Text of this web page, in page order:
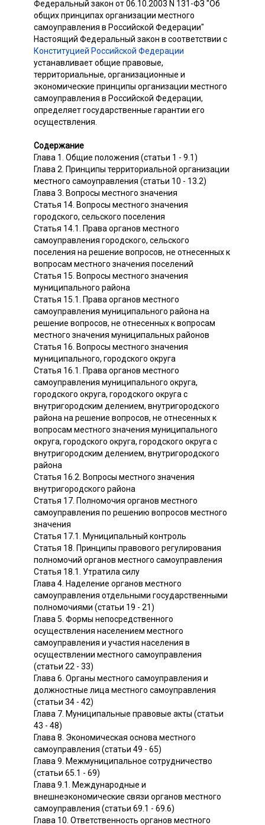
Федеральный закон от 06.10.2003 N 131-ФЗ "Об
общих принципах организации местного
самоуправления в Российской Федерации"
Настоящий Федеральный закон в соответствии с
Конституцией Российской Федерации
устанавливает общие правовые,
территориальные, организационные и
экономические принципы организации местного
самоуправления в Российской Федерации,
определяет государственные гарантии его
осуществления.
Содержание
Глава 1. Общие положения (статьи 1 - 9.1)
Глава 2. Принципы территориальной организации
местного самоуправления (статьи 10 - 13.2)
Глава 3. Вопросы местного значения
Статья 14. Вопросы местного значения
городского, сельского поселения
Статья 14.1. Права органов местного
самоуправления городского, сельского
поселения на решение вопросов, не отнесенных к
вопросам местного значения поселений
Статья 15. Вопросы местного значения
муниципального района
Статья 15.1. Права органов местного
самоуправления муниципального района на
решение вопросов, не отнесенных к вопросам
местного значения муниципальных районов
Статья 16. Вопросы местного значения
муниципального, городского округа
Статья 16.1. Права органов местного
самоуправления муниципального округа,
городского округа, городского округа с
внутригородским делением, внутригородского
района на решение вопросов, не отнесенных к
вопросам местного значения муниципального
округа, городского округа, городского округа с
внутригородским делением, внутригородского
района
Статья 16.2. Вопросы местного значения
внутригородского района
Статья 17. Полномочия органов местного
самоуправления по решению вопросов местного
значения
Статья 17.1. Муниципальный контроль
Статья 18. Принципы правового регулирования
полномочий органов местного самоуправления
Статья 18.1. Утратила силу
Глава 4. Наделение органов местного
самоуправления отдельными государственными
полномочиями (статьи 19 - 21)
Глава 5. Формы непосредственного
осуществления населением местного
самоуправления и участия населения в
осуществлении местного самоуправления
(статьи 22 - 33)
Глава 6. Органы местного самоуправления и
должностные лица местного самоуправления
(статьи 34 - 42)
Глава 7. Муниципальные правовые акты (статьи
43 - 48)
Глава 8. Экономическая основа местного
самоуправления (статьи 49 - 65)
Глава 9. Межмуниципальное сотрудничество
(статьи 65.1 - 69)
Глава 9.1. Международные и
внешнеэкономические связи органов местного
самоуправления (статьи 69.1 - 69.6)
Глава 10. Ответственность органов местного